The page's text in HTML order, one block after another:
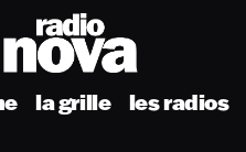
la grille les radios